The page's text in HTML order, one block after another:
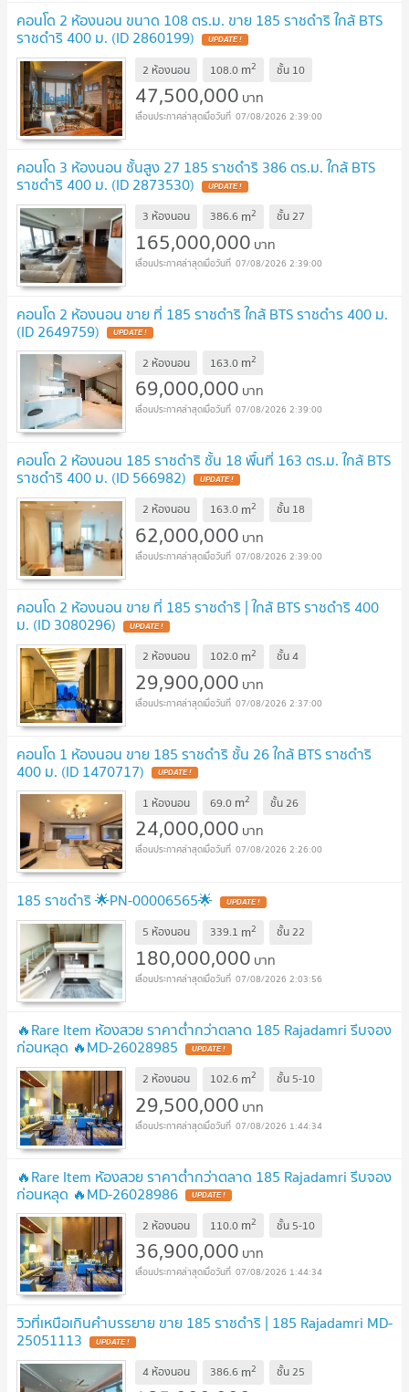
คอนโด 2 ห้องนอน ขนาด 108 ตร.ม. ขาย 185 ราชดำริ ใกล้ BTS
ราชดำริ 400 ม. (ID 2860199) UPDATE !
2 ห้องนอน 108.0 m2 ชั้น 10
47,500,000 บาท
07/08/2026 2:39:00
คอนโด 3 ห้องนอน ชั้นสูง 27 185 ราชดำริ 386 ตร.ม. ใกล้ BTS
ราชดำริ 400 ม. (ID 2873530) UPDATE !
3 ห้องนอน 386.6 m2 ชั้น27
165,000,000 บาท
07/08/2026 2:39:00
คอนโด 2 ห้องนอน ขาย ที่ 185 ราชดำริ ใกล้ BTS ราชดำร 400 ม.
(ID 2649759) UPDATE !
2 ห้องนอน 163.0 m2
69,000,000 บาท
07/08/2026 2:39:00
คอนโด 2 ห้องนอน 185 ราชดำริ ชั้น 18 พื้นที่ 163 ตร.ม. ใกล้ BTS
ราชดำริ 400 ม. (ID 566982) UPDATE !
2 ห้องนอน 163.0 m2 ชั้น 18
62,000,000 บาท
07/08/2026 2:39:00
คอนโด 2 ห้องนอน ขาย ที่ 185 ราชดำริ | ใกล้ BTS ราชดำริ 400
ม. (ID 3080296) UPDATE !
2 ห้องนอน 102.0 m2 ชั้น4
29,900,000 บาท
07/08/2026 2:37:00
คอนโด 1 ห้องนอน ขาย 185 ราชดำริ ชั้น 26 ใกล้ BTS ราชดำริ
400 ม. (ID 1470717) UPDATE !
1 ห้องนอน 69.0 m2 ชั้น26
24,000,000 บาท
07/08/2026 2:26:00
185 ราชดำริ 🌟PN-00006565🌟 UPDATE !
5 ห้องนอน 339.1 m2 ชั้น22
180,000,000 บาท
07/08/2026 2:03:56
🔥Rare Item ห้องสวย ราคาต่ำกว่าตลาด 185 Rajadamri รีบจอง
ก่อนหลุด 🔥MD-26028985 UPDATE !
2 ห้องนอน 102.6 m2 ชั้น 5-10
29,500,000 บาท
07/08/2026 1:44:34
🔥Rare Item ห้องสวย ราคาต่ำกว่าตลาด 185 Rajadamri รีบจอง
ก่อนหลุด 🔥MD-26028986 UPDATE !
2 ห้องนอน 110.0 m2 ชั้น 5-10
36,900,000 บาท
07/08/2026 1:44:34
วิวที่เหนือเกินคำบรรยาย ขาย 185 ราชดำริ | 185 Rajadamri MD-
25051113 UPDATE !
4 ห้องนอน 386.6 m2 ชั้น25